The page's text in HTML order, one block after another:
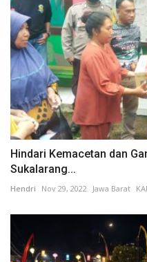
Hindari Kemacetan dan
Sukalarang...
Hendri Nov 29, 2022 Jawa Barat